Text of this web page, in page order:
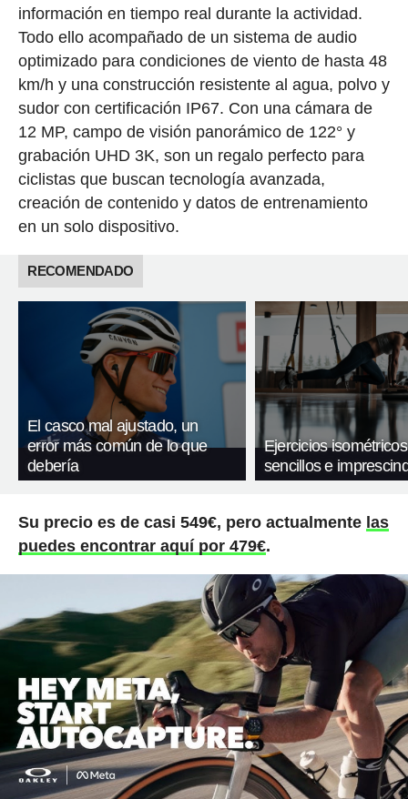
información en tiempo real durante la actividad.
Todo ello acompañado de un sistema de audio
optimizado para condiciones de viento de hasta 48
km/h y una construcción resistente al agua, polvo y
sudor con certificación IP67. Con una cámara de
12 MP, campo de visión panorámico de 122° y
grabación UHD 3K, son un regalo perfecto para
ciclistas que buscan tecnología avanzada,
creación de contenido y datos de entrenamiento
en un solo dispositivo.
RECOMENDADO
El casco mal ajustado, un
error más común de lo que
debería
Ejercicios
sencillos e
Su precio es de casi 549€, pero actualmente las
puedes encontrar aquí por 479€.